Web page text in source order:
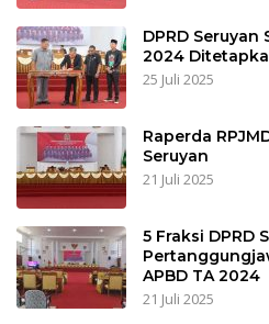
DPRD Seruyan
2024
25 Juli 2025
Raperda
Seruyan
21 Juli 2025
5 Fraksi DPRD
APBD TA 2024
21 Juli 2025